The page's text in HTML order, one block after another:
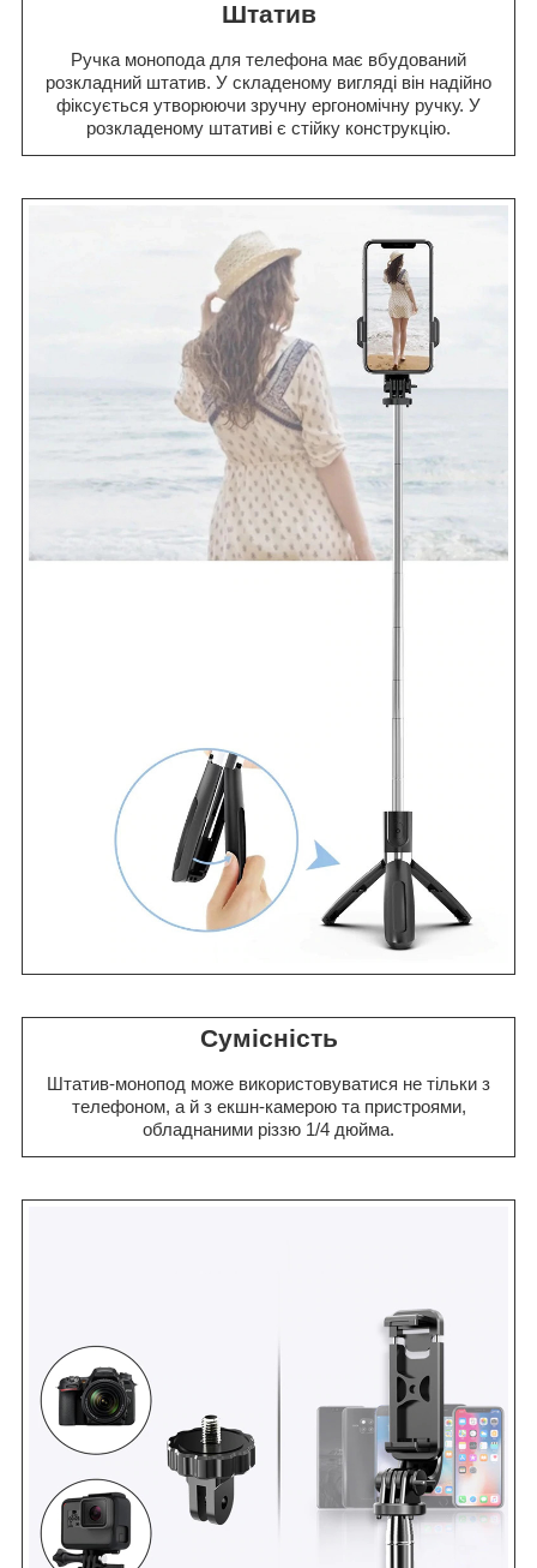
Штатив
Ручка монопода для телефона має вбудований
розкладний штатив. У складеному вигляді він надійно
фіксується утворюючи зручну ергономічну ручку. У
розкладеному штативі є стійку конструкцію.
Сумісність
Штатив-монопод може використовуватися не тільки з
телефоном, а й з екшн-камерою та пристроями,
обладнаними різзю 1/4 дюйма.